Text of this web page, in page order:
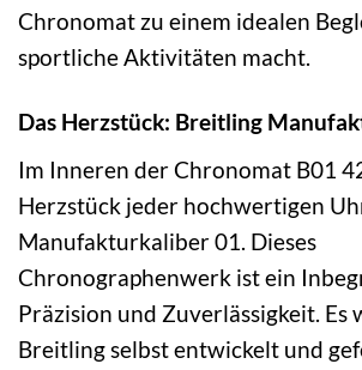
Chronomat zu einem idealen
sportliche Aktivitäten macht.
Das Herzstück: Breitling
Im Inneren der Chronomat B01
Herzstück jeder hochwertigen
Manufakturkaliber 01. Dieses
Chronographenwerk ist ein
Präzision und Zuverlässigkeit. Es
Breitling selbst entwickelt und